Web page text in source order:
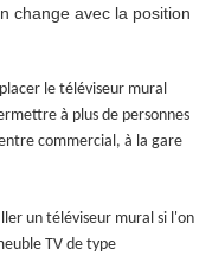
change avec la position
le téléviseur mural
à plus de personnes
commercial, à la gare
un téléviseur mural si l'on
TV de type